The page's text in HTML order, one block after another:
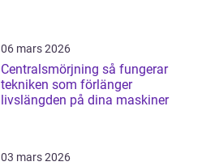
06 mars 2026
Centralsmörjning så fungerar
tekniken som förlänger
livslängden på dina maskiner
03 mars 2026